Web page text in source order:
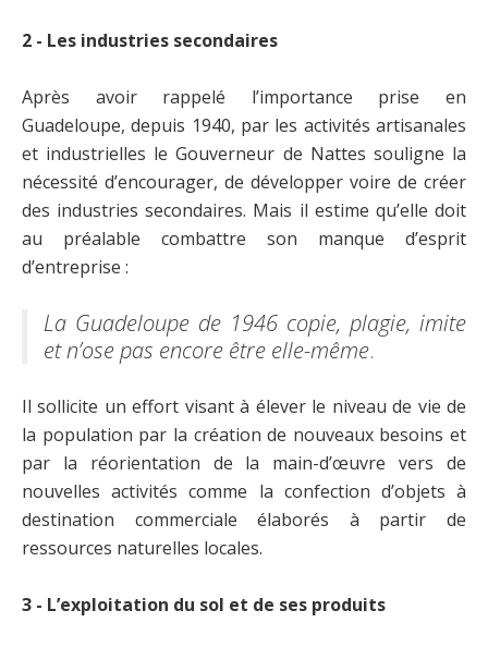
2 - Les industries secondaires
Après avoir rappelé l’importance prise en
Guadeloupe, depuis 1940, par les activités artisanales
et industrielles le Gouverneur de Nattes souligne la
nécessité d’encourager, de développer voire de créer
des industries secondaires. Mais il estime qu’elle doit
au préalable combattre son manque d’esprit
d’entreprise :
La Guadeloupe de 1946 copie, plagie, imite
et n’ose pas encore être elle-même.
Il sollicite un effort visant à élever le niveau de vie de
la population par la création de nouveaux besoins et
par la réorientation de la main-d’œuvre vers de
nouvelles activités comme la confection d’objets à
destination commerciale élaborés à partir de
ressources naturelles locales.
3 - L’exploitation du sol et de ses produits